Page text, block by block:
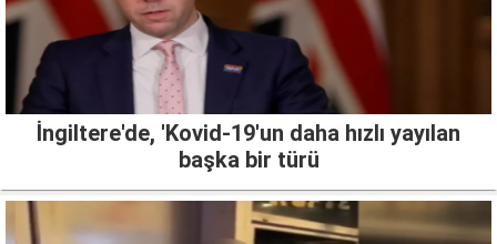
İngiltere'de, 'Kovid-19'un daha hızlı yayılan
başka bir türü